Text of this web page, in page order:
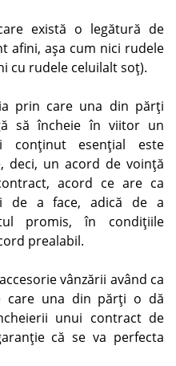
există o legătură de
afini, aşa cum nici rudele
cu rudele celuilalt soţ).
prin care una din părţi
să încheie în viitor un
conţinut esenţial este
deci, un acord de voinţă
acord ce are ca
de a face, adică de a
promis, în condiţiile
prealabil.
vânzării având ca
care una din părţi o dă
unui contract de
că se va perfecta